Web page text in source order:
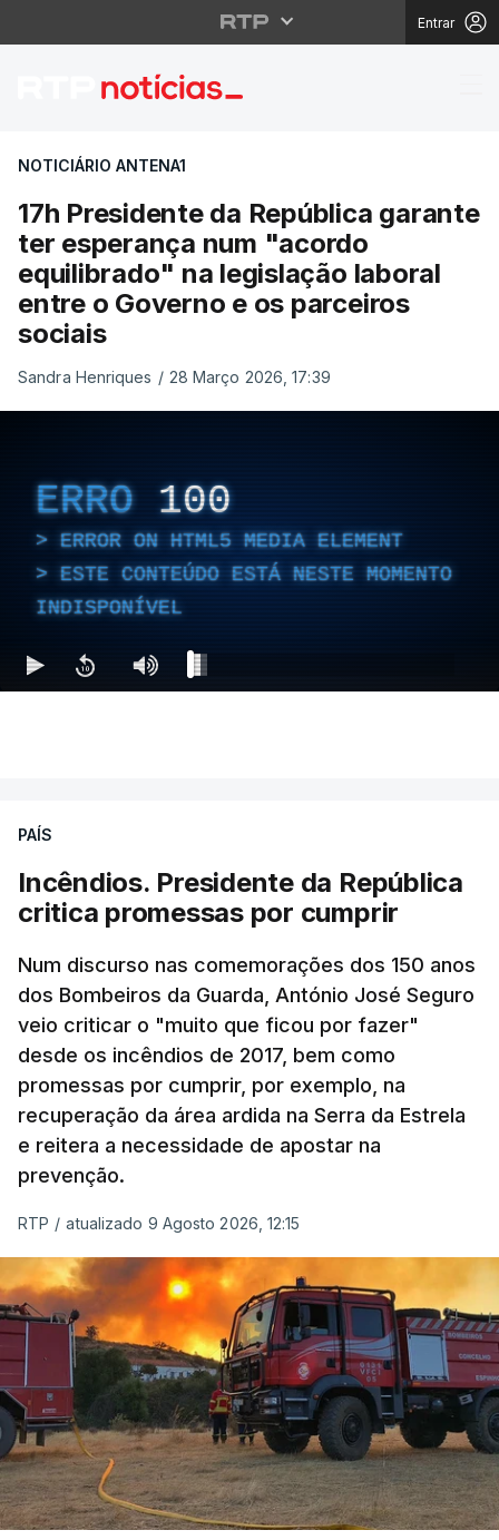
Entrar
17h Presidente da
NOTICIÁRIO ANTENA1
17h Presidente da República garante
ter esperança num "acordo
equilibrado" na legislação laboral
entre o Governo e os parceiros
sociais
Sandra Henriques / 28 Março 2026, 17:39
ERRO 100
ERROR ON HTML5 MEDIA ELEMENT
ESTE CONTEÚDO ESTÁ NESTE MOMENTO
INDISPONÍVEL
PAÍS
Incêndios. Presidente da República
critica promessas por cumprir
Num discurso nas comemorações dos 150 anos
dos Bombeiros da Guarda, António José Seguro
veio criticar o "muito que ficou por fazer"
desde os incêndios de 2017, bem como
promessas por cumprir, por exemplo, na
recuperação da área ardida na Serra da Estrela
e reitera a necessidade de apostar na
prevenção.
RTP / atualizado 9 Agosto 2026, 12:15